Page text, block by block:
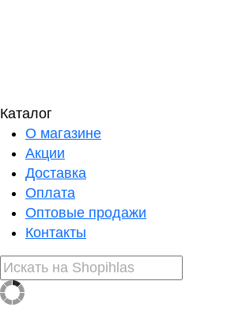
Каталог
О магазине
Акции
Доставка
Оплата
Оптовые продажи
Контакты